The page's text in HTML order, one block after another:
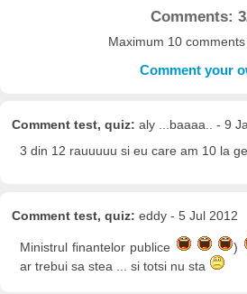
Comments:
Maximum 10
Comment your
Comment test, quiz: aly ...baaaa.. - 9
3 din 12 rauuuuu si eu care am 10 la
Comment test, quiz: eddy - 5 Jul 2012
Ministrul finantelor publice )
ar trebui sa stea ... si totsi nu sta